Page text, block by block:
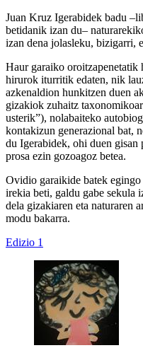
Juan Kruz Igerabidek badu
betidanik izan du–
izan dena jolasleku, bizigarri,
Haur garaiko oroitzapenetatik
hirurok iturritik edaten, nik
azkenaldion hunkitzen duen
gizakiok zuhaitz
usterik”), nolabaiteko
kontakizun generazional bat,
du Igerabidek, ohi duen gisan
prosa ezin gozoagoz betea.
Ovidio garaikide batek
irekia beti, galdu gabe
dela gizakiaren eta naturaren
modu bakarra.
Edizio 1